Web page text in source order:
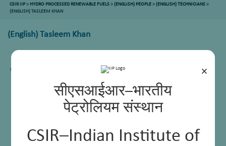
×
सीएसआईआर–भारतीय
पेट्रोलियम संस्थान
CSIR–Indian Institute of
CSIR IIP> HYDRO PROCESSED RENEWABLE FUELS>(ENGLISH) PEOPLE>(ENGLISH) TECHNICIANS>
(ENGLISH) TASLEEM KHAN
(English) Tasleem Khan
Content not available.